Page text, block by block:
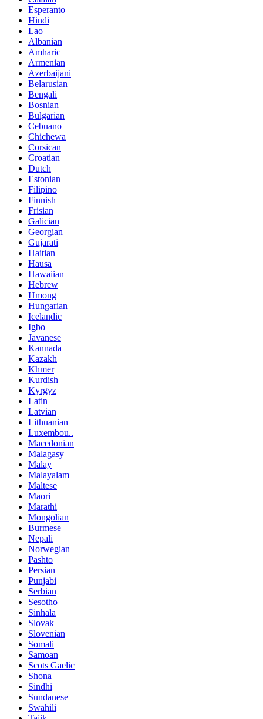
Esperanto
Hindi
Lao
Albanian
Amharic
Armenian
Azerbaijani
Belarusian
Bengali
Bosnian
Bulgarian
Cebuano
Chichewa
Corsican
Croatian
Dutch
Estonian
Filipino
Finnish
Frisian
Galician
Georgian
Gujarati
Haitian
Hausa
Hawaiian
Hebrew
Hmong
Hungarian
Icelandic
Igbo
Javanese
Kannada
Kazakh
Khmer
Kurdish
Kyrgyz
Latin
Latvian
Lithuanian
Luxembou..
Macedonian
Malagasy
Malay
Malayalam
Maltese
Maori
Marathi
Mongolian
Burmese
Nepali
Norwegian
Pashto
Persian
Punjabi
Serbian
Sesotho
Sinhala
Slovak
Slovenian
Somali
Samoan
Scots Gaelic
Shona
Sindhi
Sundanese
Swahili